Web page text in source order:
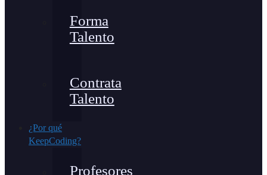
Forma
Talento
Contrata
Talento
¿Por qué
KeepCoding?
Profesores